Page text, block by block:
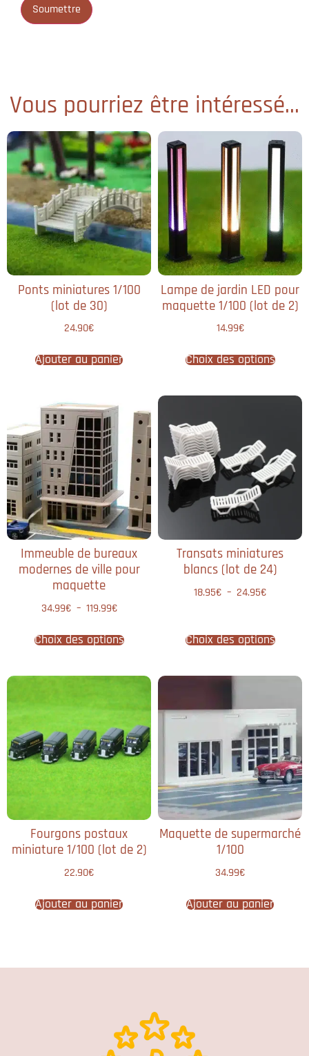
Vous pourriez être intéressé...
Ponts miniatures 1/100
(lot de 30)
24.90€
Ajouter au panier
Lampe de jardin LED pour
maquette 1/100 (lot de 2)
14.99€
Choix des options
Immeuble de bureaux
modernes de ville pour
maquette
34.99€ – 119.99€
Choix des options
Transats miniatures
blancs (lot de 24)
18.95€ – 24.95€
Choix des options
Fourgons postaux
miniature 1/100 (lot de 2)
22.90€
Ajouter au panier
Maquette de supermarché
1/100
34.99€
Ajouter au panier